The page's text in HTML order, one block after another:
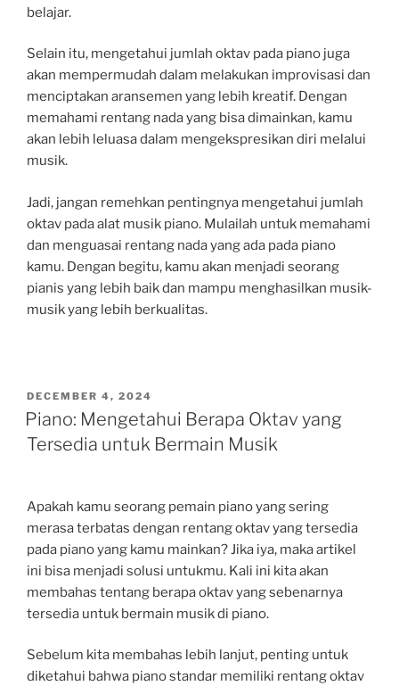
belajar.
Selain itu, mengetahui jumlah oktav pada piano juga
akan mempermudah dalam melakukan improvisasi dan
menciptakan aransemen yang lebih kreatif. Dengan
memahami rentang nada yang bisa dimainkan, kamu
akan lebih leluasa dalam mengekspresikan diri melalui
musik.
Jadi, jangan remehkan pentingnya mengetahui jumlah
oktav pada alat musik piano. Mulailah untuk memahami
dan menguasai rentang nada yang ada pada piano
kamu. Dengan begitu, kamu akan menjadi seorang
pianis yang lebih baik dan mampu menghasilkan musik-
musik yang lebih berkualitas.
POSTED
ON
DECEMBER 4, 2024
Piano: Mengetahui Berapa Oktav yang
Tersedia untuk Bermain Musik
Apakah kamu seorang pemain piano yang sering
merasa terbatas dengan rentang oktav yang tersedia
pada piano yang kamu mainkan? Jika iya, maka artikel
ini bisa menjadi solusi untukmu. Kali ini kita akan
membahas tentang berapa oktav yang sebenarnya
tersedia untuk bermain musik di piano.
Sebelum kita membahas lebih lanjut, penting untuk
diketahui bahwa piano standar memiliki rentang oktav